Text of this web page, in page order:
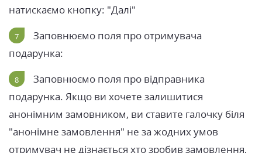
натискаємо кнопку: "Далі"
Заповнюємо поля про отримувача
подарунка:
Заповнюємо поля про відправника
подарунка. Якщо ви хочете залишитися
анонімним замовником, ви ставите галочку біля
"анонімне замовлення" не за жодних умов
отримувач не дізнається хто зробив замовлення,